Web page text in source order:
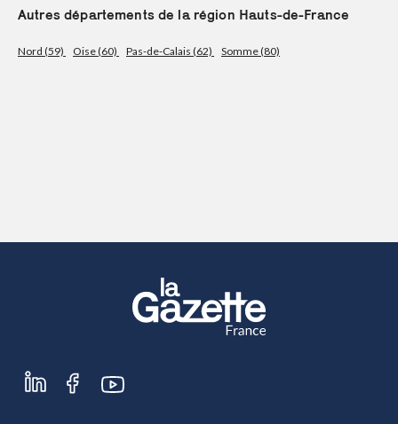
Se
connecter
Autres départements de la région Hauts-de-France
Nord (59) Oise (60) Pas-de-Calais (62) Somme (80)